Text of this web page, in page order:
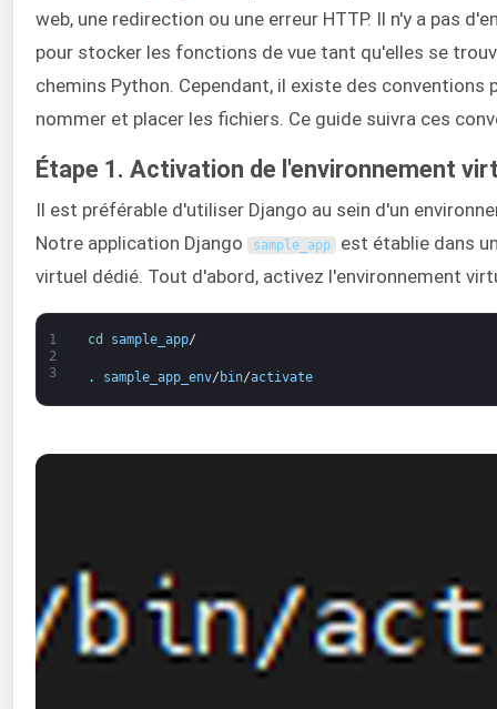
web, une redirection ou une erreur HTTP. Il n'y a pas
pour stocker les fonctions de vue tant qu'elles se
chemins Python. Cependant, il existe des conventions
nommer et placer les fichiers. Ce guide suivra ces
Étape 1. Activation de l'environnement
Il est préférable d'utiliser Django au sein d'un
Notre application Django
sample_app est établie dans
virtuel dédié. Tout d'abord, activez l'environnement
1
2
3
cd sample_app/
. sample_app_env/ bin/activate